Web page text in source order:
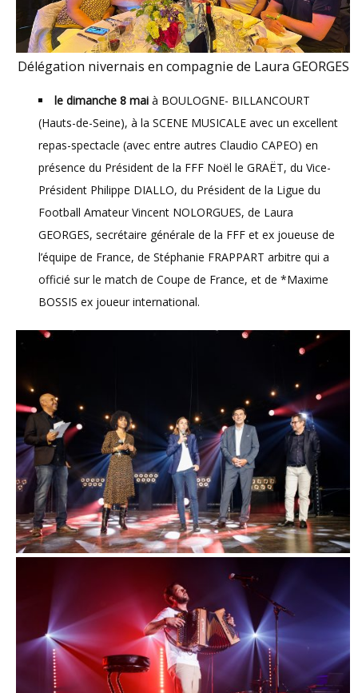
Délégation nivernais en compagnie de Laura GEORGES
le dimanche 8 mai à BOULOGNE- BILLANCOURT
(Hauts-de-Seine), à la SCENE MUSICALE avec un excellent
repas-spectacle (avec entre autres Claudio CAPEO) en
présence du Président de la FFF Noël le GRAËT, du Vice-
Président Philippe DIALLO, du Président de la Ligue du
Football Amateur Vincent NOLORGUES, de Laura
GEORGES, secrétaire générale de la FFF et ex joueuse de
l’équipe de France, de Stéphanie FRAPPART arbitre qui a
officié sur le match de Coupe de France, et de *Maxime
BOSSIS ex joueur international.